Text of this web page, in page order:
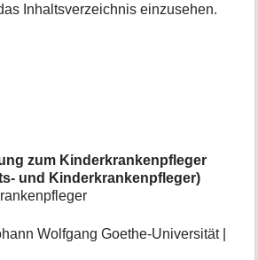
Inhaltsverzeichnis einzusehen.
zum Kinderkrankenpfleger
und Kinderkrankenpfleger)
Wolfgang Goethe-Universität |